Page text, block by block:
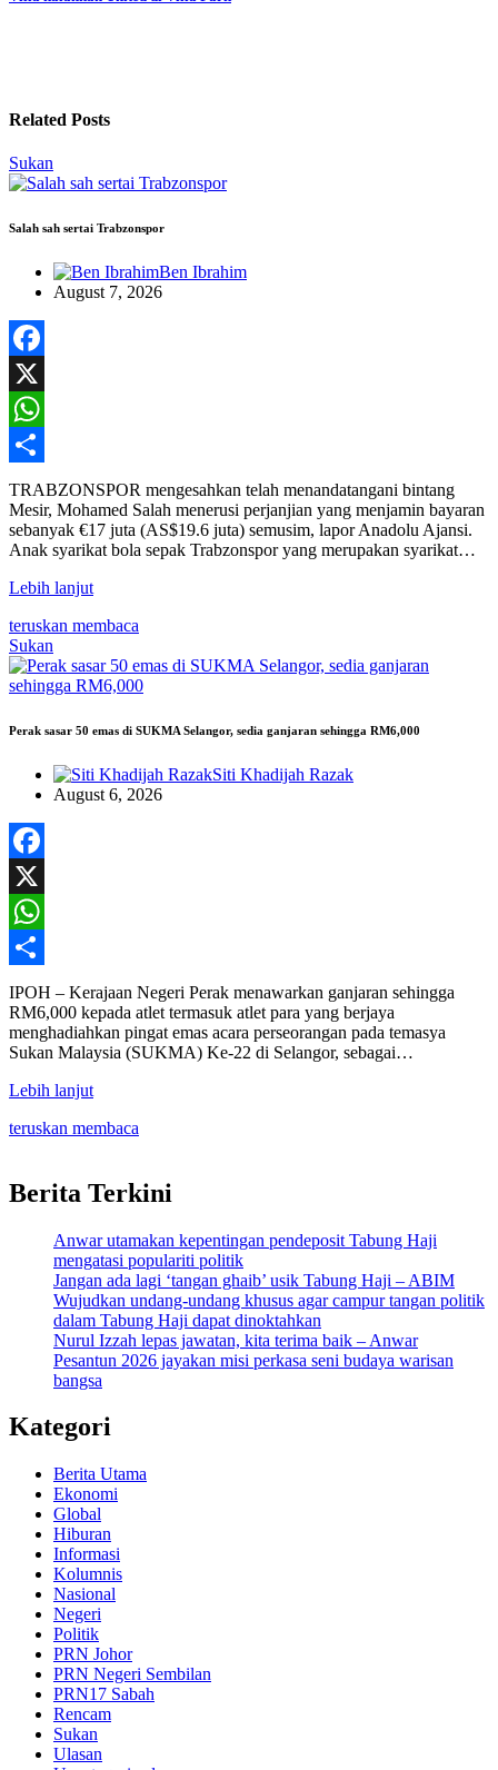
Related Posts
Sukan
Salah sah sertai Trabzonspor
Ben Ibrahim
August 7, 2026
Facebook
X
WhatsApp
Share
TRABZONSPOR mengesahkan telah menandatangani bintang
Mesir, Mohamed Salah menerusi perjanjian yang menjamin bayaran
sebanyak €17 juta (AS$19.6 juta) semusim, lapor Anadolu Ajansi.
Anak syarikat bola sepak Trabzonspor yang merupakan syarikat…
Lebih lanjut
teruskan membaca
Sukan
Perak sasar 50 emas di SUKMA Selangor, sedia ganjaran sehingga RM6,000
Siti Khadijah Razak
August 6, 2026
Facebook
X
WhatsApp
Share
IPOH – Kerajaan Negeri Perak menawarkan ganjaran sehingga
RM6,000 kepada atlet termasuk atlet para yang berjaya
menghadiahkan pingat emas acara perseorangan pada temasya
Sukan Malaysia (SUKMA) Ke-22 di Selangor, sebagai…
Lebih lanjut
teruskan membaca
Berita Terkini
Anwar utamakan kepentingan pendeposit Tabung Haji
mengatasi populariti politik
Jangan ada lagi ‘tangan ghaib’ usik Tabung Haji – ABIM
Wujudkan undang-undang khusus agar campur tangan politik
dalam Tabung Haji dapat dinoktahkan
Nurul Izzah lepas jawatan, kita terima baik – Anwar
Pesantun 2026 jayakan misi perkasa seni budaya warisan
bangsa
Kategori
Berita Utama
Ekonomi
Global
Hiburan
Informasi
Kolumnis
Nasional
Negeri
Politik
PRN Johor
PRN Negeri Sembilan
PRN17 Sabah
Rencam
Sukan
Ulasan